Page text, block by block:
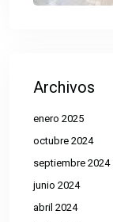
Archivos
enero 2025
octubre 2024
septiembre 2024
junio 2024
abril 2024